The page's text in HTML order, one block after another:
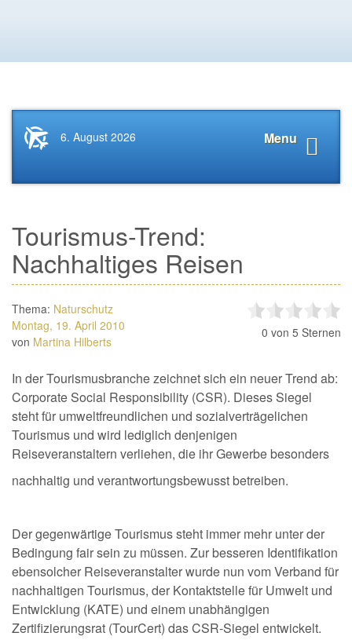
Startseite
News.Tourismus.com
Menu
6. August 2026
Tourismus-Trend:
Nachhaltiges Reisen
Thema: Naturschutz
Montag, 19. April 2010
von Martina Hilberts
0 von 5 Sternen
In der Tourismusbranche zeichnet sich ein neuer Trend ab:
Corporate Social Responsibility (CSR). Dieses Siegel
steht für umweltfreundlichen und sozialverträgelichen
Tourismus und wird lediglich denjenigen
Reiseveranstaltern verliehen, die ihr Gewerbe besonders
nachhaltig und verantwortungsbewusst betreiben.
Der gegenwärtige Tourismus steht immer mehr unter der
Bedingung fair sein zu müssen. Zur besseren Identifikation
ebensolcher Reiseveranstalter wurde nun vom Verband für
nachhaltigen Tourismus, der Kontaktstelle für Umwelt und
Entwicklung (KATE) und einem unabhängigen
Zertifizierungsrat (TourCert) das CSR-Siegel entwickelt.